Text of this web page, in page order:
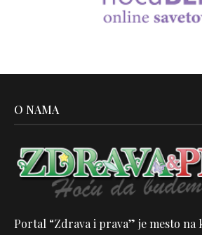
O NAMA
Portal “Zdrava i prava” je mesto na